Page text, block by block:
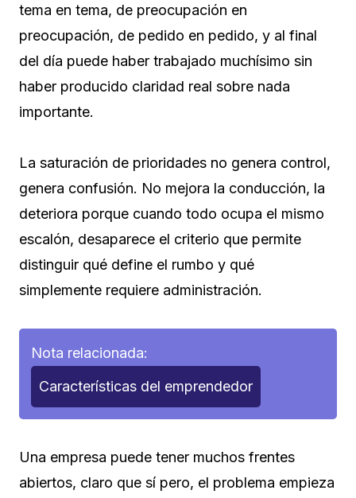
tema en tema, de preocupación en
preocupación, de pedido en pedido, y al final
del día puede haber trabajado muchísimo sin
haber producido claridad real sobre nada
importante.
La saturación de prioridades no genera control,
genera confusión. No mejora la conducción, la
deteriora porque cuando todo ocupa el mismo
escalón, desaparece el criterio que permite
distinguir qué define el rumbo y qué
simplemente requiere administración.
Nota relacionada:
Características del emprendedor
Una empresa puede tener muchos frentes
abiertos, claro que sí pero, el problema empieza